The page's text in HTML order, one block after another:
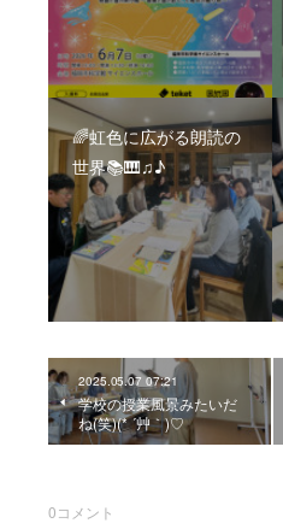
🌈虹色に広がる朗読の
世界📚🎹♫♪
2025.05.07 07:21
学校の授業風景みたいだ
ね(笑)(* ´艸｀)♡
0コメント